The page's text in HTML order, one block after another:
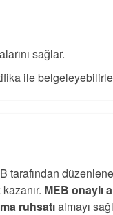
sağlar.
ile
tarafından
MEB onaylı
ruhsatıalmayı